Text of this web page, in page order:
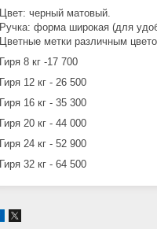
Цвет: черный матовый.
Ручка: форма широкая (для
Цветные метки различным
Гиря 8 кг -17 700
Гиря 12 кг - 26 500
Гиря 16 кг - 35 300
Гиря 20 кг - 44 000
Гиря 24 кг - 52 900
Гиря 32 кг - 64 500